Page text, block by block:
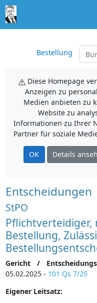
Bestellung
Diese Homepage
Anzeigen zu
Medien anbieten zu
Website zu
Informationen zu Ihrer
Partner für soziale
OK Details
Entscheidungen
StPO
Pflichtverteidiger,
Bestellung,
Gericht /
05.02.2025 - 101 Qs 7/25
Eigener Leitsatz: